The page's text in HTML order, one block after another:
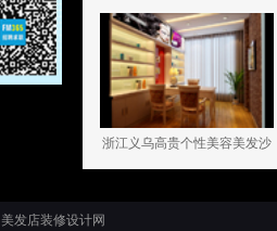
容院装修设计案例
浙江义乌高贵个性美容美发沙
龙设计案例
美发店装修设计网